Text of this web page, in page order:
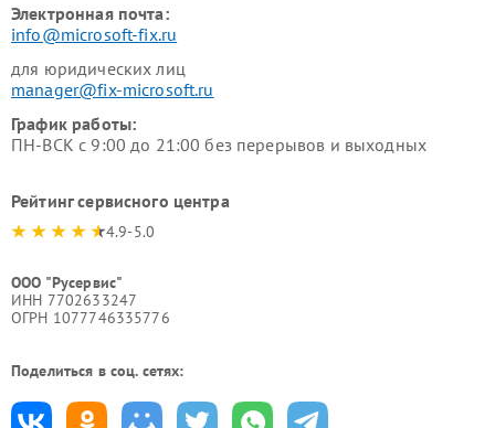
Электронная почта:
info@microsoft-fix.ru
для юридических лиц
manager@fix-microsoft.ru
График работы:
ПН-ВСК с 9:00 до 21:00 без перерывов и выходных
Рейтинг сервисного центра
4.9-5.0
ООО "Русервис"
ИНН 7702633247
ОГРН 1077746335776
Поделиться в соц. сетях: